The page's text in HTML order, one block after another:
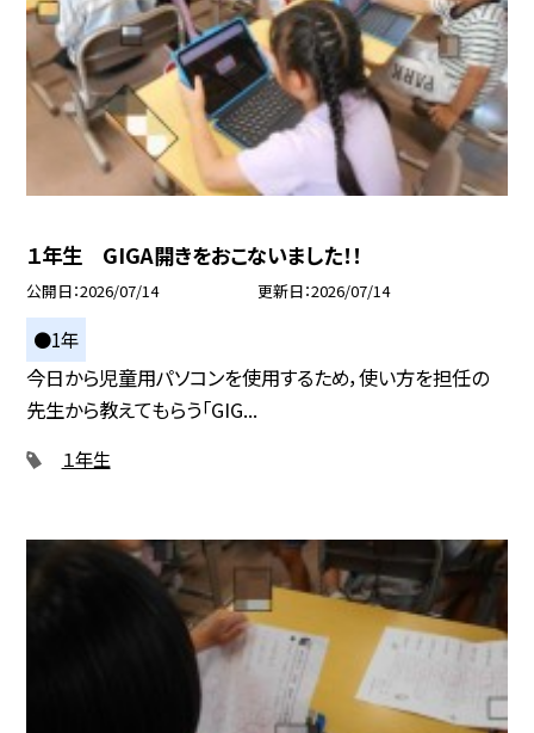
１年生 GIGA開きをおこないました！！
公開日 2026/07/14 更新日 2026/07/14
●1年
今日から児童用パソコンを使用するため，使い方を担任の
先生から教えてもらう「GIG...
１年生